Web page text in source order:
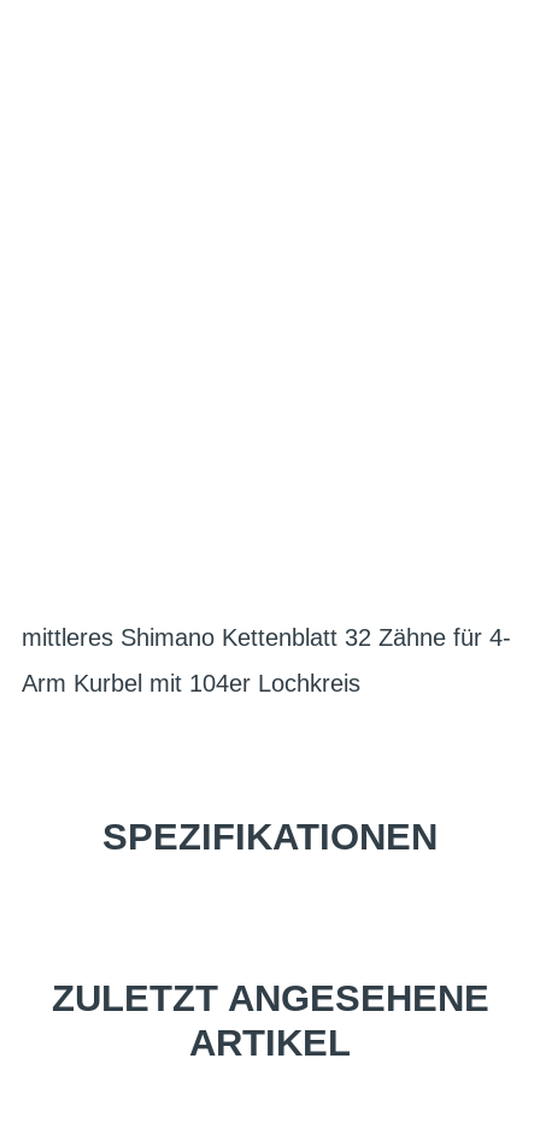
mittleres Shimano Kettenblatt 32 Zähne für 4-
Arm Kurbel mit 104er Lochkreis
SPEZIFIKATIONEN
ZULETZT ANGESEHENE
ARTIKEL